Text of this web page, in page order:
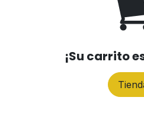
¡Su carrito